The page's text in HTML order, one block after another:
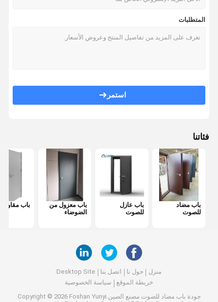
باب مضاد للحريق
مقسم غرفة معلقة
غرفه هاتفية عازلة للصوت
صندوق اجتماعات المكتب
غطاء المكتب المتحرك
المتطلبات
استمر
فئاتنا
باب مضاد
للصوت
باب عازل
للصوت
باب معزول من
الضوضاء
باب مقاوم
منزل حول نا اتصل بنا
Desktop Site
خريطة الموقع
سياسة الخصوصية
جودة باب مضاد للصوت
مصنع الصين.Copyright © 2026 Foshan Yunyi